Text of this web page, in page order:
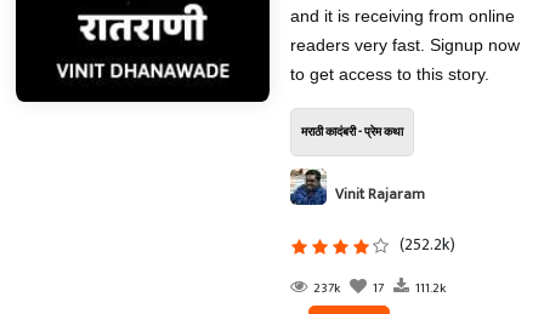
and it is receiving from online
readers very fast. Signup now
to get access to this story.
मराठी कादंबरी - प्रेम कथा
Vinit Rajaram
(252.2k)
237k 17 111.2k